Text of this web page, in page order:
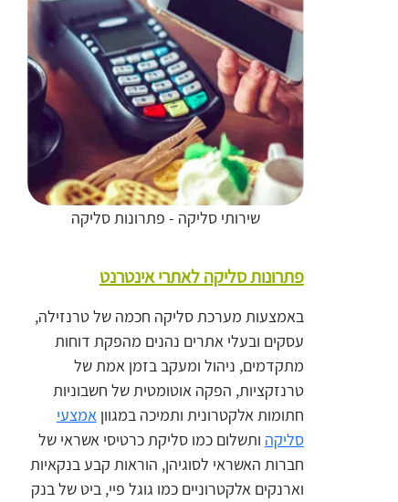
שירותי סליקה - פתרונות סליקה
פתרונות סליקה לאתרי אינטרנט
באמצעות מערכת סליקה חכמה של טרנזילה,
עסקים ובעלי אתרים נהנים מהפקת דוחות
מתקדמים, ניהול ומעקב בזמן אמת של
טרנזקציות, הפקה אוטומטית של חשבוניות
חתומות אלקטרונית ותמיכה במגווןאמצעי
סליקה ותשלום כמו סליקת כרטיסי אשראי של
חברות האשראי לסוגיהן, הוראות קבע בנקאיות
וארנקים אלקטרוניים כמו גוגל פיי, ביט של בנק